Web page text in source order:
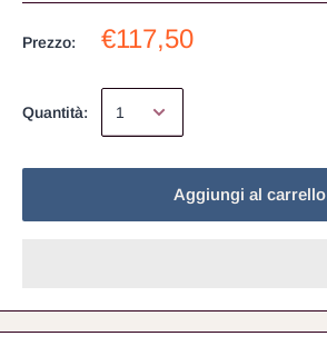
Prezzo: €117,50
Quantità:
Aggiungi al carrello